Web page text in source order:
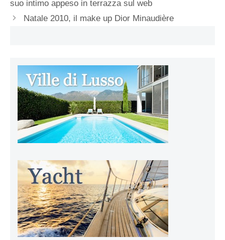
suo intimo appeso in terrazza sul web
Natale 2010, il make up Dior Minaudière